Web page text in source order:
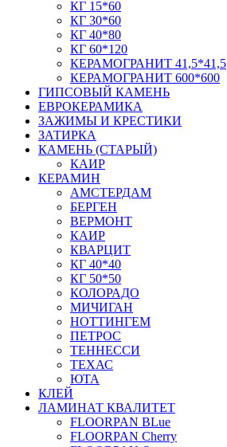
КГ 15*60
КГ 30*60
КГ 40*80
КГ 60*120
КЕРАМОГРАНИТ 41,5*41,5
КЕРАМОГРАНИТ 600*600
ГИПСОВЫЙ КАМЕНЬ
ЕВРОКЕРАМИКА
ЗАЖИМЫ И КРЕСТИКИ
ЗАТИРКА
КАМЕНЬ (СТАРЫЙ)
КАИР
КЕРАМИН
АМСТЕРДАМ
БЕРГЕН
ВЕРМОНТ
КАИР
КВАРЦИТ
КГ 40*40
КГ 50*50
КОЛОРАДО
МИЧИГАН
НОТТИНГЕМ
ПЕТРОС
ТЕННЕССИ
ТЕХАС
ЮТА
КЛЕЙ
ЛАМИНАТ КВАЛИТЕТ
FLOORPAN BLue
FLOORPAN Cherry